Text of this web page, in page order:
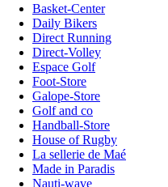
Basket-Center
Daily Bikers
Direct Running
Direct-Volley
Espace Golf
Foot-Store
Galope-Store
Golf and co
Handball-Store
House of Rugby
La sellerie de Maé
Made in Paradis
Nauti-wave